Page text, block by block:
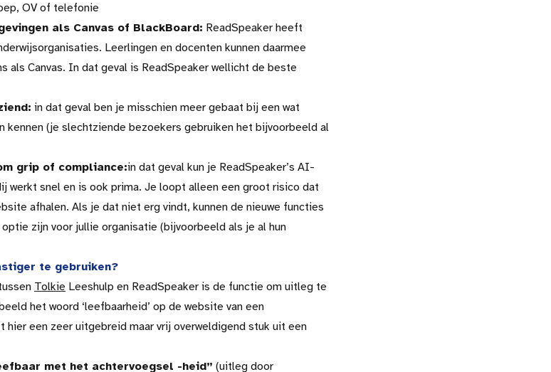
OV of telefonie
als Canvas of BlackBoard: ReadSpeaker heeft
Leerlingen en docenten kunnen daarmee
als Canvas. In dat geval is ReadSpeaker wellicht de beste
in dat geval ben je misschien meer gebaat bij een wat
kennen (je slechtziende bezoekers gebruiken het bijvoorbeeld al
grip of compliance:in dat geval kun je ReadSpeaker’s AI-
werkt snel en is ook prima. Je loopt alleen een groot risico dat
afhalen. Als je dat niet erg vindt, kunnen de nieuwe functies
zijn voor jullie organisatie (bijvoorbeeld als je al hun
te gebruiken?
Tolkie Leeshulp en ReadSpeaker is de functie om uitleg te
het woord ‘leefbaarheid’ op de website van een
hier een zeer uitgebreid maar vrij overweldigend stuk uit een
met het achtervoegsel -heid” (uitleg door